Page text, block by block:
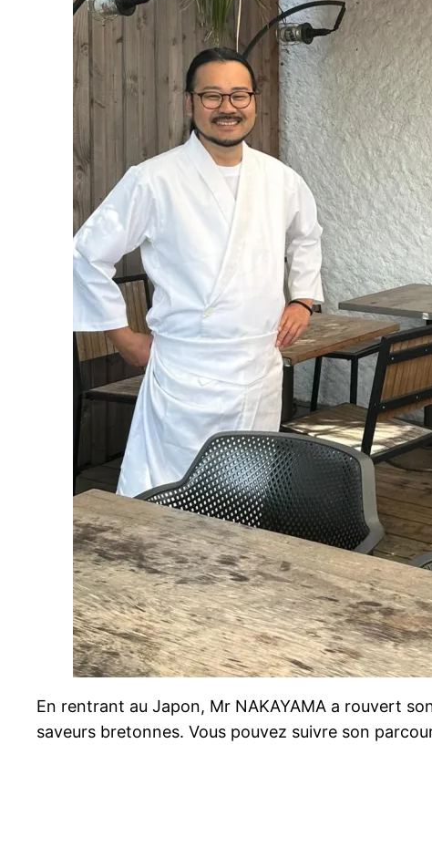
En rentrant au Japon, Mr NAKAYAMA a rouvert
saveurs bretonnes. Vous pouvez suivre son